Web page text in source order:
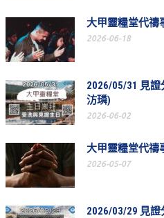
教會節慶_2017年
教會節慶_2016年
教會節慶_2014年
教會節慶_2013年
活動影音
活動影音_2026年
大甲靈糧堂代禱
2026-06-18
2026/05/31 見
汸璘)
2026-06-02
大甲靈糧堂代禱
2026-05-07
2026/03/29 見